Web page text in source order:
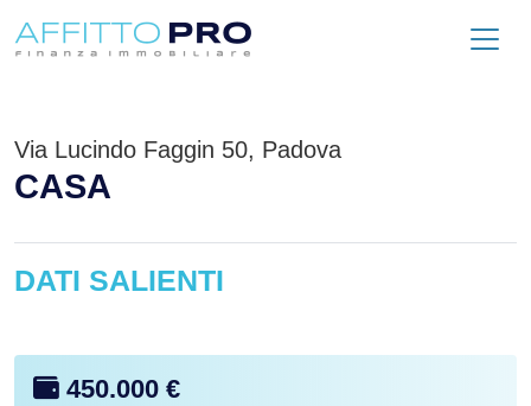
Via Lucindo Faggin 50, Padova
CASA
DATI SALIENTI
450.000 €